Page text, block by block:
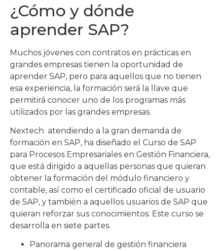
¿Cómo y dónde
aprender SAP?
Muchos jóvenes con contratos en prácticas en
grandes empresas tienen la oportunidad de
aprender SAP, pero para aquellos que no tienen
esa experiencia, la formación será la llave que
permitirá conocer uno de los programas más
utilizados por las grandes empresas.
Nextech atendiendo a la gran demanda de
formación en SAP, ha diseñado el Curso de SAP
para Procesos Empresariales en Gestión Financiera,
que está dirigido a aquellas personas que quieran
obtener la formación del módulo financiero y
contable, así como el certificado oficial de usuario
de SAP, y también a aquellos usuarios de SAP que
quieran reforzar sus conocimientos. Este curso se
desarrolla en siete partes.
Panorama general de gestión financiera